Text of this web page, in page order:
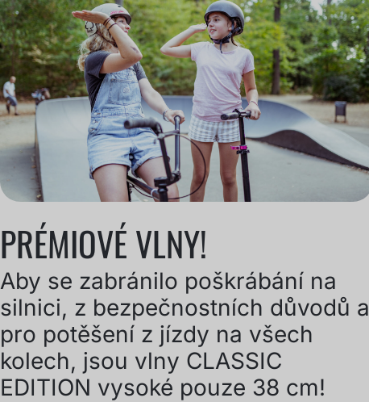
PRÉMIOVÉ VLNY!
Aby se zabránilo poškrábání na
silnici, z bezpečnostních důvodů a
pro potěšení z jízdy na všech
kolech, jsou vlny CLASSIC
EDITION vysoké pouze 38 cm!